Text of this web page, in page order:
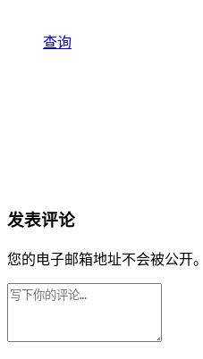
查询
发表评论
您的电子邮箱地址不会被公开。